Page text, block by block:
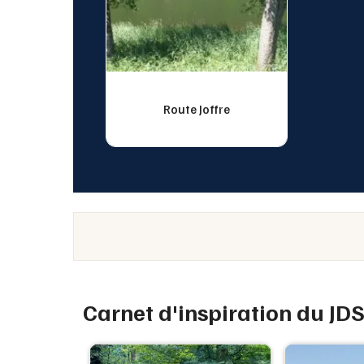
Route Joffre
Carnet d'inspiration du JDS